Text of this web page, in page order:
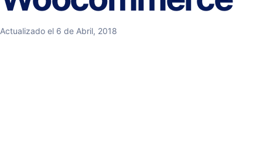
Actualizado el 6 de Abril, 2018